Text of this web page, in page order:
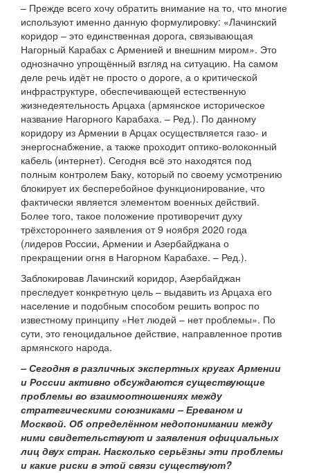
– Прежде всего хочу обратить внимание на то, что многие
используют именно данную формулировку: «Лачинский
коридор – это единственная дорога, связывающая
Нагорный Карабах с Арменией и внешним миром». Это
однозначно упрощённый взгляд на ситуацию. На самом
деле речь идёт не просто о дороге, а о критической
инфраструктуре, обеспечивающей естественную
жизнедеятельность Арцаха (армянское историческое
название Нагорного Карабаха. – Ред.). По данному
коридору из Армении в Арцах осуществляется газо- и
энергоснабжение, а также проходит оптико-волоконный
кабель (интернет). Сегодня всё это находятся под
полным контролем Баку, который по своему усмотрению
блокирует их бесперебойное функционирование, что
фактически является элементом военных действий.
Более того, такое положение противоречит духу
трёхстороннего заявления от 9 ноября 2020 года
(лидеров России, Армении и Азербайджана о
прекращении огня в Нагорном Карабахе. – Ред.).
Заблокировав Лачинский коридор, Азербайджан
преследует конкретную цель – выдавить из Арцаха его
население и подобным способом решить вопрос по
известному принципу «Нет людей – нет проблемы». По
сути, это геноцидальное действие, направленное против
армянского народа.
– Сегодня в различных экспертных кругах Армении
и России активно обсуждаются существующие
проблемы во взаимоотношениях между
стратегическими союзниками – Ереваном и
Москвой. Об определённом недопонимании между
ними свидетельствуют и заявления официальных
лиц двух стран. Насколько серьёзны эти проблемы
и какие риски в этой связи существуют?